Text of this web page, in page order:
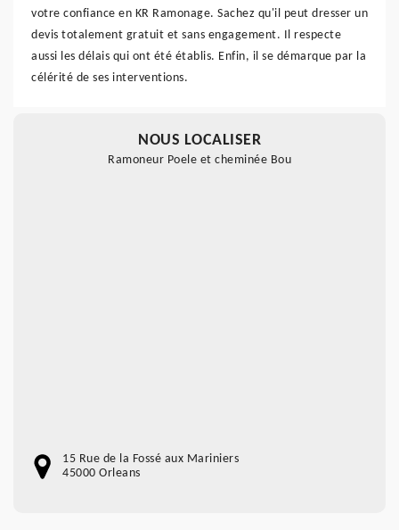
votre confiance en KR Ramonage. Sachez qu'il peut dresser un
devis totalement gratuit et sans engagement. Il respecte
aussi les délais qui ont été établis. Enfin, il se démarque par la
célérité de ses interventions.
NOUS LOCALISER
Ramoneur Poele et cheminée Bou
15 Rue de la Fossé aux Mariniers
45000 Orleans